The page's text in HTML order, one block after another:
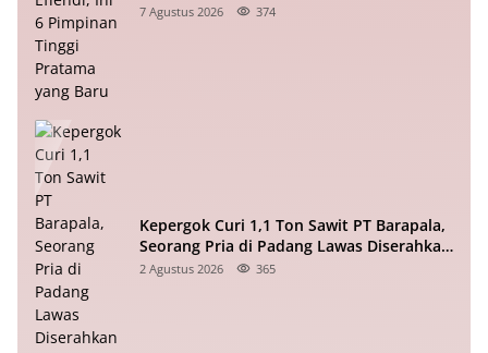
7 Agustus 2026 374
Kepergok Curi 1,1 Ton Sawit PT Barapala,
Seorang Pria di Padang Lawas Diserahkan
ke Polisi
2 Agustus 2026 365